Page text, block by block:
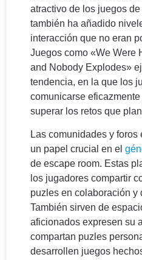
atractivo de los juegos
también ha añadido
interacción que no eran
Juegos como «We Were
and Nobody Explodes»
tendencia, en la que los
comunicarse
superar los retos que
Las comunidades y
un papel crucial en el
de escape room. Estas
los jugadores compartir
puzles en colaboración y
También sirven de
aficionados expresen su
compartan puzles
desarrollen juegos